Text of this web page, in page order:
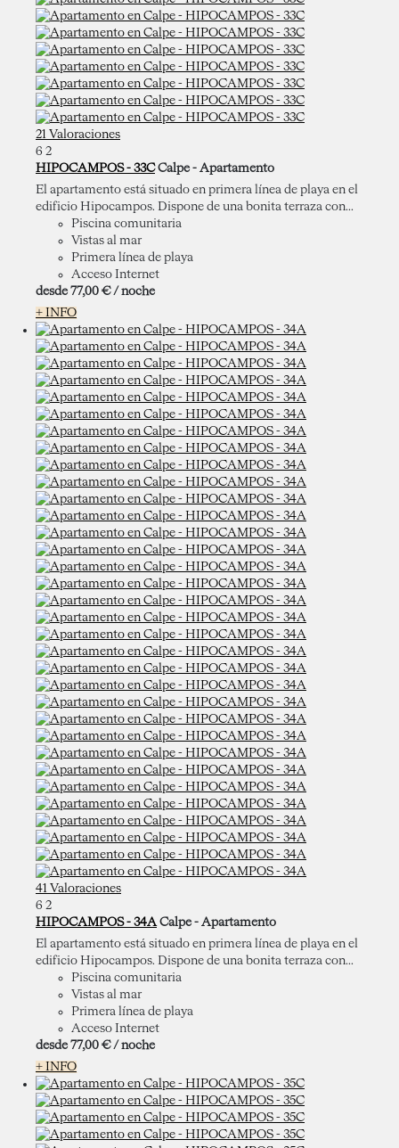
21 Valoraciones
6 2
HIPOCAMPOS - 33C Calpe - Apartamento
El apartamento está situado en primera línea de playa en el
edificio Hipocampos. Dispone de una bonita terraza con...
Piscina comunitaria
Vistas al mar
Primera línea de playa
Acceso Internet
desde 77,00 € / noche
+ INFO
41 Valoraciones
6 2
HIPOCAMPOS - 34A Calpe - Apartamento
El apartamento está situado en primera línea de playa en el
edificio Hipocampos. Dispone de una bonita terraza con...
Piscina comunitaria
Vistas al mar
Primera línea de playa
Acceso Internet
desde 77,00 € / noche
+ INFO